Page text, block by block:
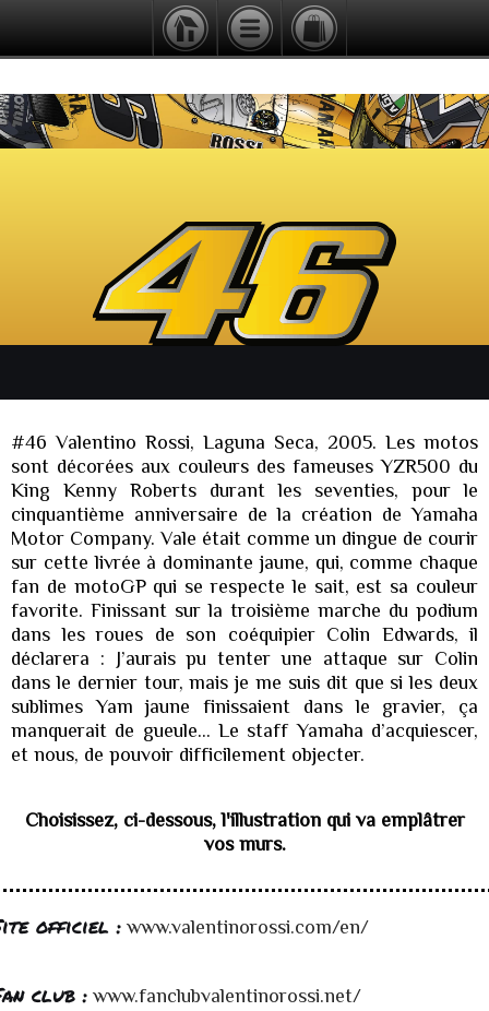
#46 Valentino Rossi, Laguna Seca, 2005. Les motos
sont décorées aux couleurs des fameuses YZR500 du
King Kenny Roberts durant les seventies, pour le
cinquantième anniversaire de la création de Yamaha
Motor Company. Vale était comme un dingue de courir
sur cette livrée à dominante jaune, qui, comme chaque
fan de motoGP qui se respecte le sait, est sa couleur
favorite. Finissant sur la troisième marche du podium
dans les roues de son coéquipier Colin Edwards, il
déclarera : J’aurais pu tenter une attaque sur Colin
dans le dernier tour, mais je me suis dit que si les deux
sublimes Yam jaune finissaient dans le gravier, ça
manquerait de gueule… Le staff Yamaha d’acquiescer,
et nous, de pouvoir difficilement objecter.
Choisissez, ci-dessous, l'illustration qui va emplâtrer
vos murs.
officiel : www.valentinorossi.com/en/
club : www.fanclubvalentinorossi.net/